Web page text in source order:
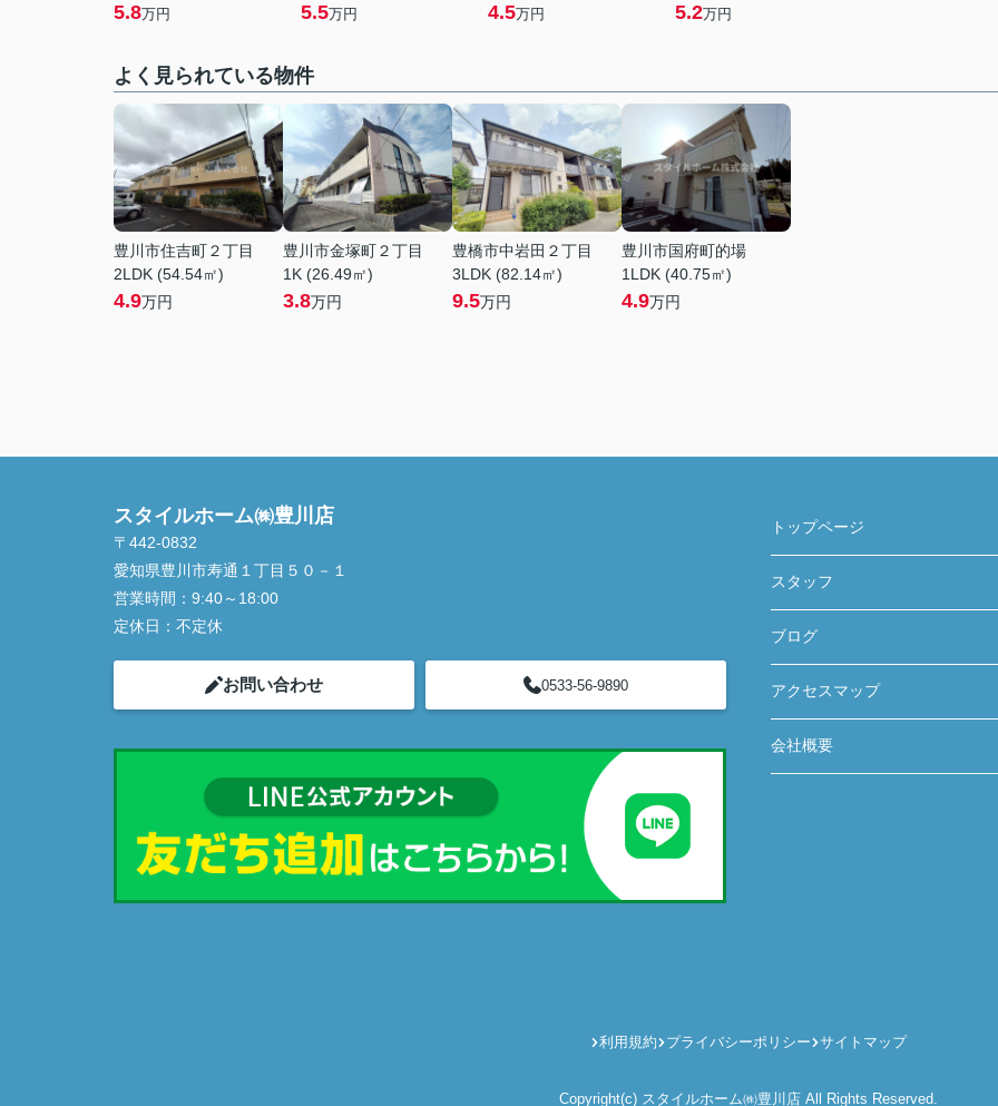
5.8万円 5.5万円 4.5万円 5.2万円
よく見られている物件
豊川市住吉町２丁目
2LDK (54.54㎡)
4.9万円
豊川市金塚町２丁目
1K (26.49㎡)
3.8万円
豊橋市中岩田２丁目
3LDK (82.14㎡)
9.5万円
豊川市国府町的場
1LDK (40.75㎡)
4.9万円
スタイルホーム㈱豊川店
〒442-0832
愛知県豊川市寿通１丁目５０－１
営業時間： 9:40～18:00
定休日： 不定休
お問い合わせ 0533-56-9890
トップページ
スタッフ
ブログ
アクセスマップ
会社概要
利用規約 プライバシーポリシー サイトマップ
Copyright(c) スタイルホーム㈱豊川店 All Rights Reserved.